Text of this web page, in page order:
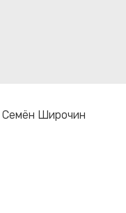
Семён Широчин